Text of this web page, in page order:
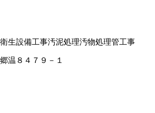
衛生設備工事汚泥処理汚物処理管工事
温８４７９－１